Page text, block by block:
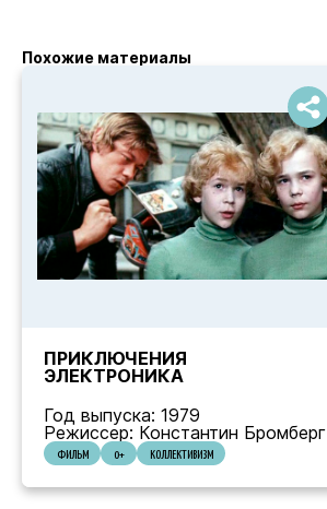
Похожие материалы
ПРИКЛЮЧЕНИЯ
ЭЛЕКТРОНИКА
Год выпуска: 1979
Режиссер: Константин Бромберг
ФИЛЬМ 0+ КОЛЛЕКТИВИЗМ